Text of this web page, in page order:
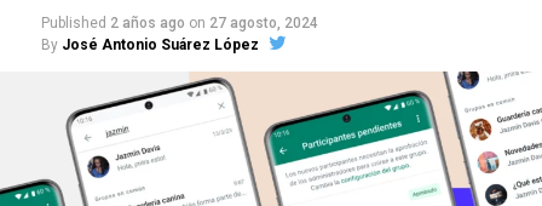
Published 2 años ago on 27 agosto, 2024
By José Antonio Suárez López